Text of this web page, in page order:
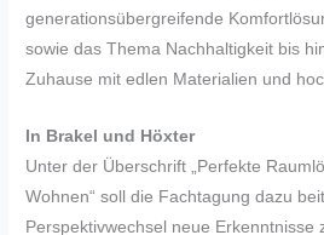
generationsübergreifende
sowie das Thema Nachhaltigkeit bis
Zuhause mit edlen Materialien und
In Brakel und Höxter
Unter der Überschrift „Perfekte
Wohnen“ soll die Fachtagung dazu
Perspektivwechsel neue Erkenntnisse